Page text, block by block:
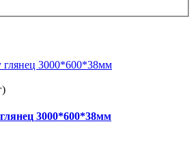
3000*600*38мм